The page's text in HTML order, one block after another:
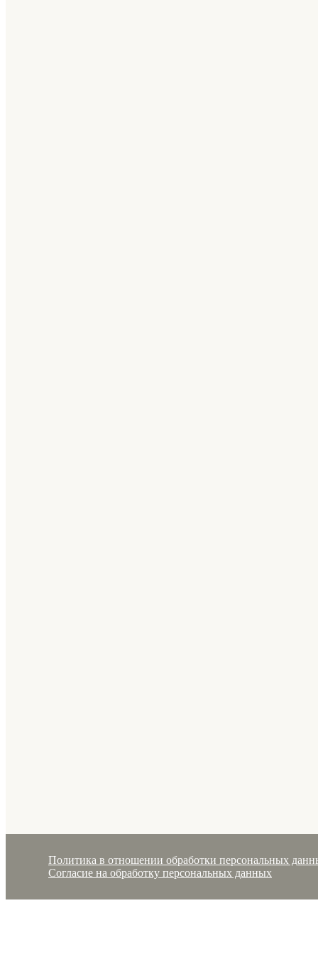
Политика в отношении обработки персональных
Согласие на обработку персональных данных